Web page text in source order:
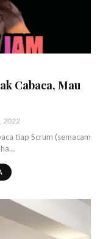
Cabaca, Mau
2022
tiap Scrum (semacam